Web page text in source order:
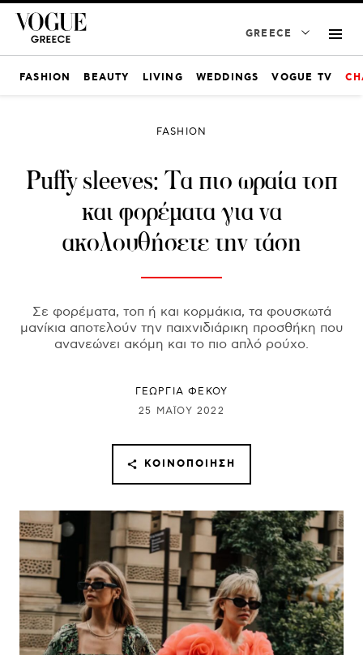
GREECE
FASHION BEAUTY LIVING WEDDINGS VOGUE TV
FASHION
Puffy sleeves: Τα πιο ωραία τοπ
και φορέματα για να
ακολουθήσετε την τάση
Σε φορέματα, τοπ ή και κορμάκια, τα φουσκωτά
μανίκια αποτελούν την παιχνιδιάρικη προσθήκη που
ανανεώνει ακόμη και το πιο απλό ρούχο.
ΓΕΩΡΓΙΑ ΦΕΚΟΥ
25 ΜΑΪ́ΟΥ 2022
ΚΟΙΝΟΠΟΊΗΣΗ